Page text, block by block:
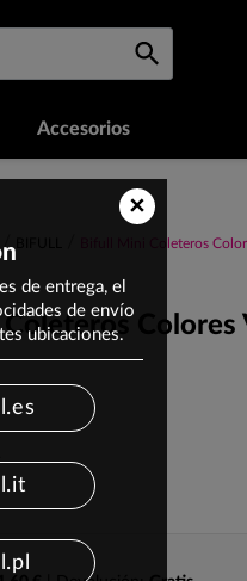
Accesorios
Bifull Mini Coleteros
Colores
×
de entrega, el
de envío
ubicaciones.